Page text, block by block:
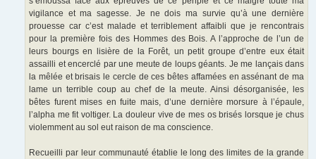
vigilance et ma sagesse. Je ne dois ma survie qu’à une dernière
prouesse car c’est malade et terriblement affaibli que je rencontrais
pour la première fois des Hommes des Bois. A l’approche de l’un de
leurs bourgs en lisière de la Forêt, un petit groupe d’entre eux était
assailli et encerclé par une meute de loups géants. Je me lançais dans
la mêlée et brisais le cercle de ces bêtes affamées en assénant de ma
lame un terrible coup au chef de la meute. Ainsi désorganisée, les
bêtes furent mises en fuite mais, d’une dernière morsure à l’épaule,
l’alpha me fit voltiger. La douleur vive de mes os brisés lorsque je chus
violemment au sol eut raison de ma conscience.
Recueilli par leur communauté établie le long des limites de la grande